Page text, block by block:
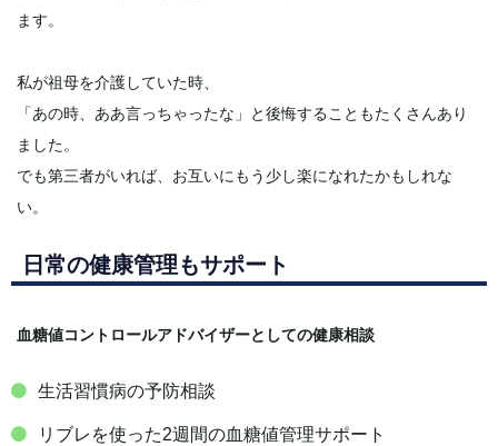
ます。
私が祖母を介護していた時、
「あの時、ああ言っちゃったな」と後悔することもたくさんあり
ました。
でも第三者がいれば、お互いにもう少し楽になれたかもしれな
い。
日常の健康管理もサポート
血糖値コントロールアドバイザーとしての健康相談
生活習慣病の予防相談
リブレを使った2週間の血糖値管理サポート